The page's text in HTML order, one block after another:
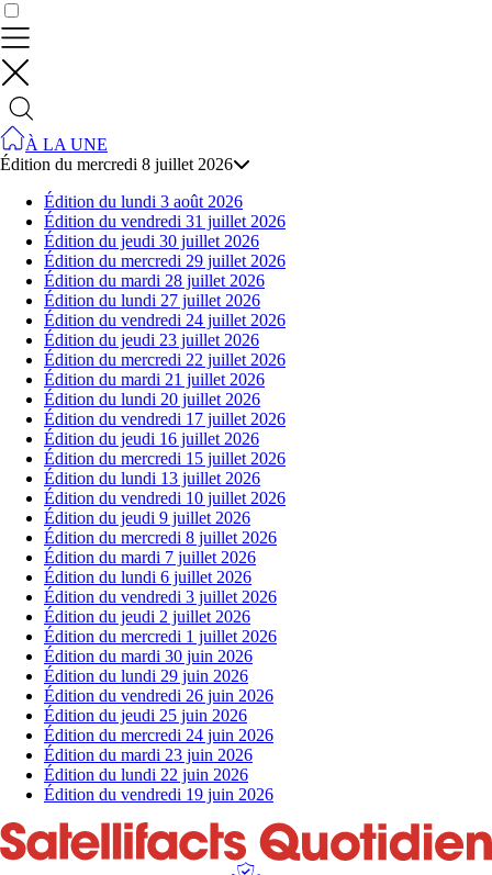
À LA UNE
Édition du mercredi 8 juillet 2026
Édition du lundi 3 août 2026
Édition du vendredi 31 juillet 2026
Édition du jeudi 30 juillet 2026
Édition du mercredi 29 juillet 2026
Édition du mardi 28 juillet 2026
Édition du lundi 27 juillet 2026
Édition du vendredi 24 juillet 2026
Édition du jeudi 23 juillet 2026
Édition du mercredi 22 juillet 2026
Édition du mardi 21 juillet 2026
Édition du lundi 20 juillet 2026
Édition du vendredi 17 juillet 2026
Édition du jeudi 16 juillet 2026
Édition du mercredi 15 juillet 2026
Édition du lundi 13 juillet 2026
Édition du vendredi 10 juillet 2026
Édition du jeudi 9 juillet 2026
Édition du mercredi 8 juillet 2026
Édition du mardi 7 juillet 2026
Édition du lundi 6 juillet 2026
Édition du vendredi 3 juillet 2026
Édition du jeudi 2 juillet 2026
Édition du mercredi 1 juillet 2026
Édition du mardi 30 juin 2026
Édition du lundi 29 juin 2026
Édition du vendredi 26 juin 2026
Édition du jeudi 25 juin 2026
Édition du mercredi 24 juin 2026
Édition du mardi 23 juin 2026
Édition du lundi 22 juin 2026
Édition du vendredi 19 juin 2026
Contrôler vos données